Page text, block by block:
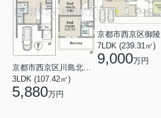
3LDK (107.42㎡)
5,880万円
7LDK (239.31㎡)
9,000万円